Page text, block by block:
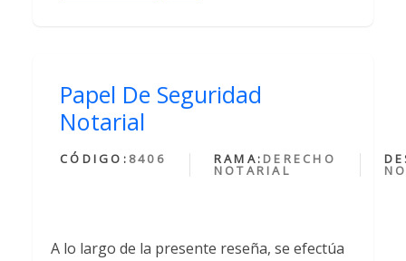
Papel De Seguridad
Notarial
CÓDIGO: 8406 RAMA: DERECHO
NOTARIAL
A lo largo de la presente reseña, se efectúa